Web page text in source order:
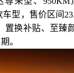
车型，售价区间
置换补贴、至臻
。